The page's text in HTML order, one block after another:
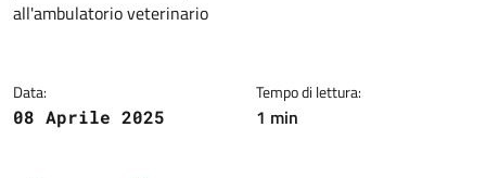
all'ambulatorio veterinario
Data:
08 Aprile 2025
Tempo di lettura:
1 min